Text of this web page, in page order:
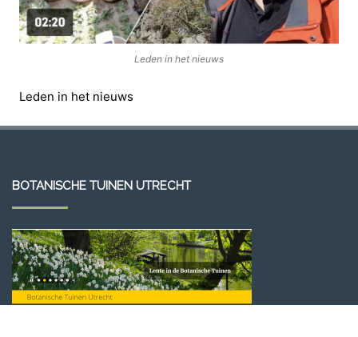
Leden in het nieuws
Leden in het nieuws
BOTANISCHE TUINEN UTRECHT